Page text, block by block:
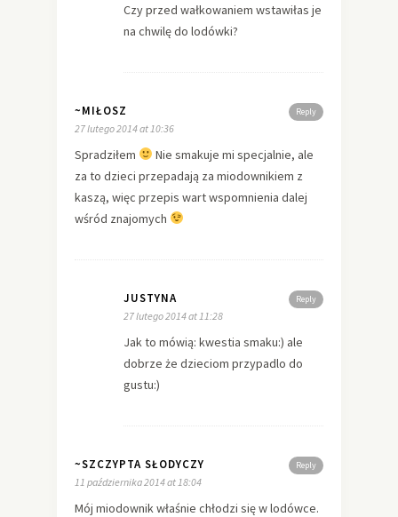
Czy przed wałkowaniem wstawiłas je
na chwilę do lodówki?
Reply
~MIŁOSZ
27 lutego 2014 at 10:36
Spradziłem
Nie smakuje mi specjalnie, ale
za to dzieci przepadają za miodownikiem z
kaszą, więc przepis wart wspomnienia dalej
wśród znajomych
Reply
JUSTYNA
27 lutego 2014 at 11:28
Jak to mówią: kwestia smaku:) ale
dobrze że dzieciom przypadlo do
gustu:)
Reply
~SZCZYPTA SŁODYCZY
11 października 2014 at 18:04
Mój miodownik właśnie chłodzi się w lodówce.